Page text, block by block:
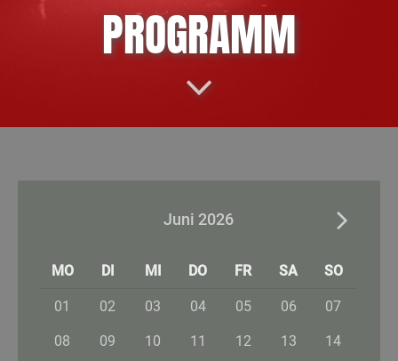
PROGRAMM
Juni 2026
MO DI MI DO FR SA SO
01 02 03 04 05 06 07
08 09 10 11 12 13 14